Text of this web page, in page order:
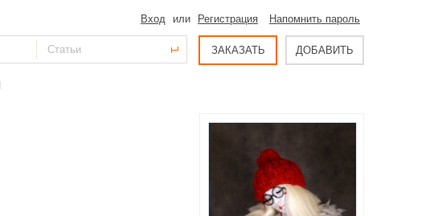
Вход или Регистрация Напомнить пароль
ЗАКАЗАТЬ ДОБАВИТЬ